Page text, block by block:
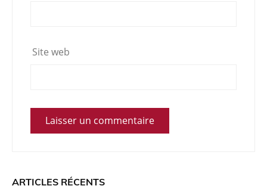
Site web
ARTICLES RÉCENTS